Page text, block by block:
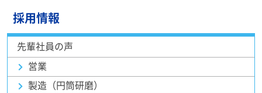
採用情報
先輩社員の声
営業
製造（円筒研磨）